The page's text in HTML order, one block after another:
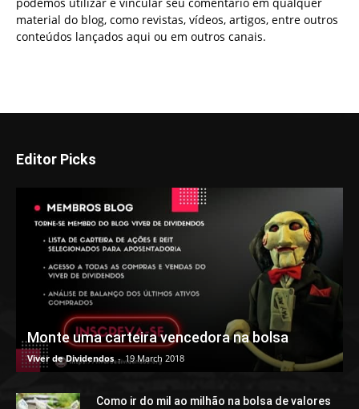
podemos utilizar e vincular seu comentário em qualquer
material do blog, como revistas, vídeos, artigos, entre outros
conteúdos lançados aqui ou em outros canais.
Editor Picks
Monte uma carteira vencedora na bolsa
Viver de Dividendos - 19 March 2018
Como ir do mil ao milhão na bolsa de valores